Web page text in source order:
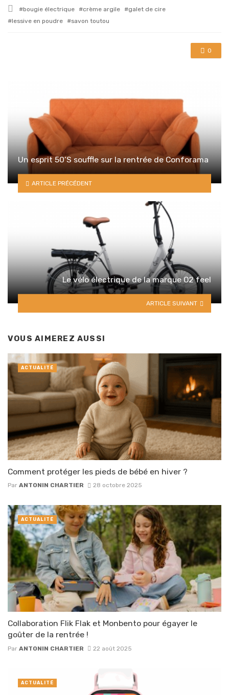
Tagged
with
bougie électrique crème argile
galet de cire
lessive en poudre
savon toutou
0
Un esprit 50’S souffle sur la rentrée de Conforama
ARTICLE PRÉCÉDENT
Le vélo électrique de la marque O2 feel
ARTICLE SUIVANT
VOUS AIMEREZ AUSSI
Comment protéger les pieds de bébé en hiver ?
Par ANTONIN CHARTIER 28 octobre 2025
ACTUALITÉ
Collaboration Flik Flak et Monbento pour égayer le
goûter de la rentrée !
Par ANTONIN CHARTIER 22 août 2025
ACTUALITÉ
ACTUALITÉ